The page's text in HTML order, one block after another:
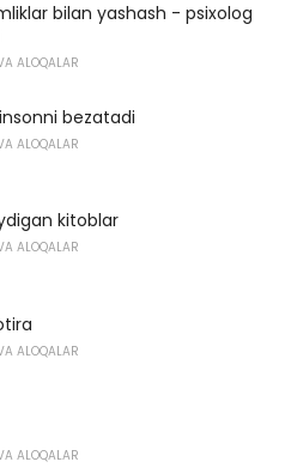
bilan yashash - psixolog
ALOQALAR
bezatadi
ALOQALAR
kitoblar
ALOQALAR
ALOQALAR
ALOQALAR